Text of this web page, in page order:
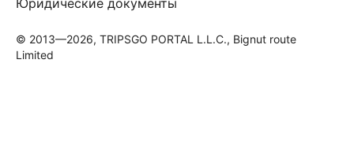
© 2013—2026, TRIPSGO PORTAL L.L.C., Bignut route
Limited